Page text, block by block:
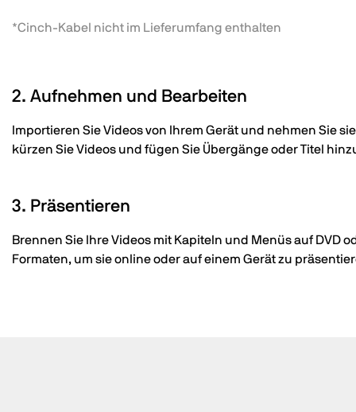
*Cinch-Kabel nicht im Lieferumfang enthalten
2. Aufnehmen und Bearbeiten
Importieren Sie Videos von Ihrem Gerät und nehmen Sie
kürzen Sie Videos und fügen Sie Übergänge oder Titel
3. Präsentieren
Brennen Sie Ihre Videos mit Kapiteln und Menüs auf DVD
Formaten, um sie online oder auf einem Gerät zu